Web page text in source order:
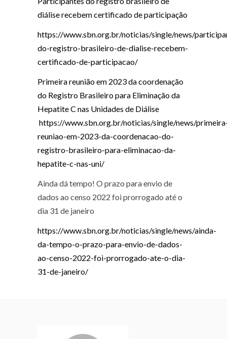
diálise recebem certificado de participação
https://www.sbn.org.br/noticias/single/news/
do-registro-brasileiro-de-dialise-recebem-
certificado-de-participacao/
Primeira reunião em 2023 da coordenação
do Registro Brasileiro para Eliminação da
Hepatite C nas Unidades de Diálise
https://www.sbn.org.br/noticias/single/news/
reuniao-em-2023-da-coordenacao-do-
registro-brasileiro-para-eliminacao-da-
hepatite-c-nas-uni/
Ainda dá tempo! O prazo para envio de
dados ao censo 2022 foi prorrogado até o
dia 31 de janeiro
https://www.sbn.org.br/noticias/single/news/ainda-
da-tempo-o-prazo-para-envio-de-dados-
ao-censo-2022-foi-prorrogado-ate-o-dia-
31-de-janeiro/